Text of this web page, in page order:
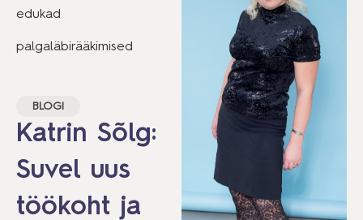
edukad
palgaläbirääkimised
BLOGI
Katrin Sõlg:
Suvel uus
töökoht ja